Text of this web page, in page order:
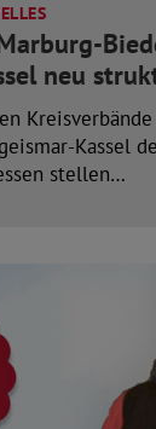
neu
Kassel
stellen…